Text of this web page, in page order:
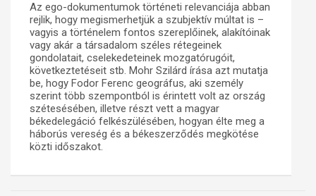
Emlékművek (feltöltés alatt)
Menekültek
Visszhang
Publikációk
Kapcsolat
Trianon-kommentár
Dokumentumok
A trianoni szerződés
Az ego-dokumentumok történeti relevanciája abban
rejlik, hogy megismerhetjük a szubjektív múltat is –
vagyis a történelem fontos szereplőinek, alakítóinak
vagy akár a társadalom széles rétegeinek
gondolatait, cselekedeteinek mozgatórugóit,
következtetéseit stb. Mohr Szilárd írása azt mutatja
be, hogy Fodor Ferenc geográfus, aki személy
szerint több szempontból is érintett volt az ország
szétesésében, illetve részt vett a magyar
békedelegáció felkészülésében, hogyan élte meg a
háborús vereség és a békeszerződés megkötése
közti időszakot.